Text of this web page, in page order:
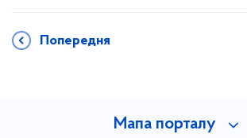
Попередня
Мапа порталу